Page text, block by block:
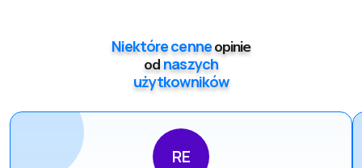
Niektóre cenneopinie
od naszych
użytkowników
RE